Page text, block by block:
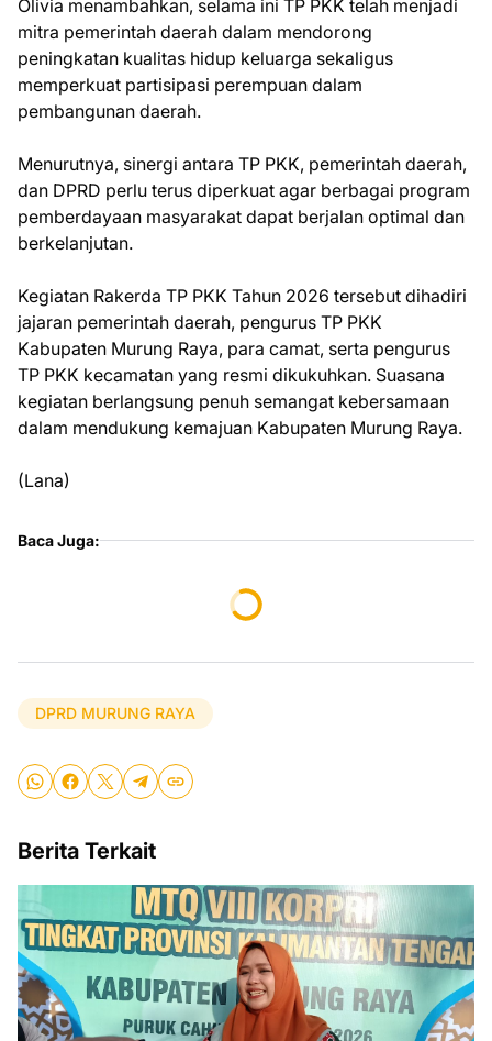
Olivia menambahkan, selama ini TP PKK telah menjadi
mitra pemerintah daerah dalam mendorong
peningkatan kualitas hidup keluarga sekaligus
memperkuat partisipasi perempuan dalam
pembangunan daerah.
Menurutnya, sinergi antara TP PKK, pemerintah daerah,
dan DPRD perlu terus diperkuat agar berbagai program
pemberdayaan masyarakat dapat berjalan optimal dan
berkelanjutan.
Kegiatan Rakerda TP PKK Tahun 2026 tersebut dihadiri
jajaran pemerintah daerah, pengurus TP PKK
Kabupaten Murung Raya, para camat, serta pengurus
TP PKK kecamatan yang resmi dikukuhkan. Suasana
kegiatan berlangsung penuh semangat kebersamaan
dalam mendukung kemajuan Kabupaten Murung Raya.
(Lana)
Baca Juga:
DPRD MURUNG RAYA
Berita Terkait